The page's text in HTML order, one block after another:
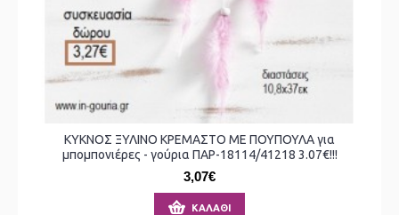
ΚΥΚΝΟΣ ΞΥΛΙΝΟ ΚΡΕΜΑΣΤΟ ΜΕ ΠΟΥΠΟΥΛΑ για
μπομπονιέρες - γούρια ΠΑΡ-18114/41218 3.07€!!!
3,07€
ΚΑΛΆΘΙ